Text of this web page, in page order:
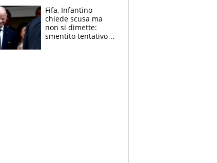
che ritiro
Fifa, Infantino
chiede scusa ma
non si dimette:
smentito tentativo di